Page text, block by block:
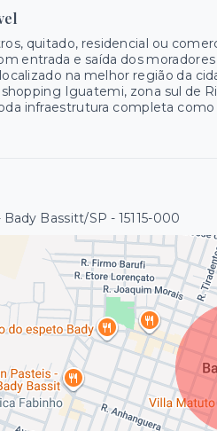
quitado, residencial ou
entrada e saída dos moradores
na melhor região da
Iguatemi, zona sul de
infraestrutura completa
Bassitt/SP - 15115-000